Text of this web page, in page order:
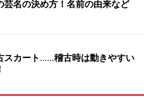
芸名の決め方！名前の由来など
スカート……稽古時は動きやすい